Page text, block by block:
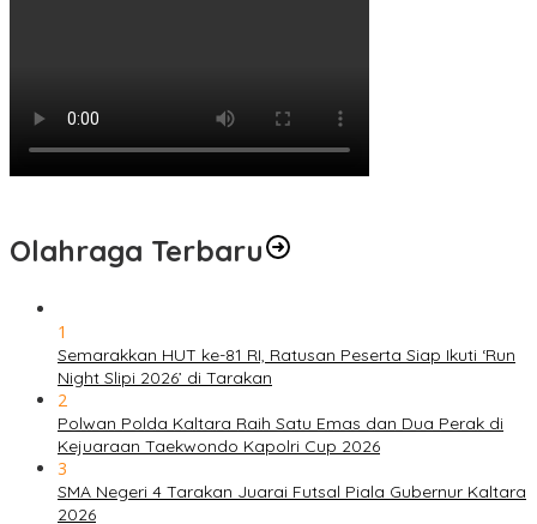
Olahraga Terbaru
1
Semarakkan HUT ke-81 RI, Ratusan Peserta Siap Ikuti ‘Run
Night Slipi 2026’ di Tarakan
2
Polwan Polda Kaltara Raih Satu Emas dan Dua Perak di
Kejuaraan Taekwondo Kapolri Cup 2026
3
SMA Negeri 4 Tarakan Juarai Futsal Piala Gubernur Kaltara
2026